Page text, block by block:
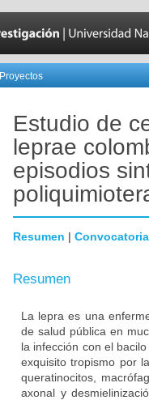
Proyectos
Estudio de
leprae
episodios
Resumen | Convocatoria
Resumen
La lepra es una
de salud pública en
la infección con el
exquisito tropismo por
queratinocitos,
axonal y